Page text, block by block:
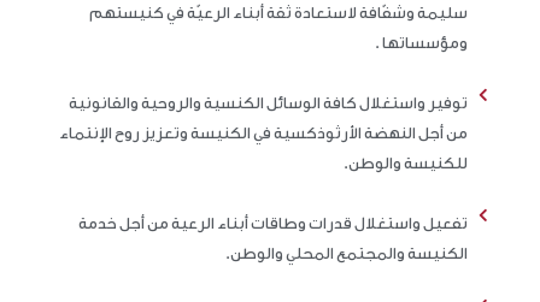
سليمة وشفّافة لاستعادة ثقة أبناء الرعيّة في كنيستهم
ومؤسساتها .
توفير واستغلال كافة الوسائل الكنسية والروحية والقانونية
من أجل النهضة الأرثوذكسية في الكنيسة وتعزيز روح الإنتماء
للكنيسة والوطن.
تفعيل واستغلال قدرات وطاقات أبناء الرعية من أجل خدمة
الكنيسة والمجتمع المحلي والوطن.